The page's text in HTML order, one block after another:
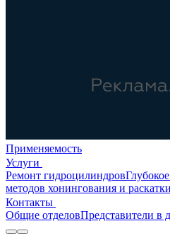
Применяемость
Услуги
Ремонт гидроцилиндров
методов хонингования и раскатки
Контакты
Общие отделовПредставители в